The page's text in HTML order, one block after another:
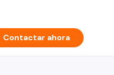
Contactar ahora